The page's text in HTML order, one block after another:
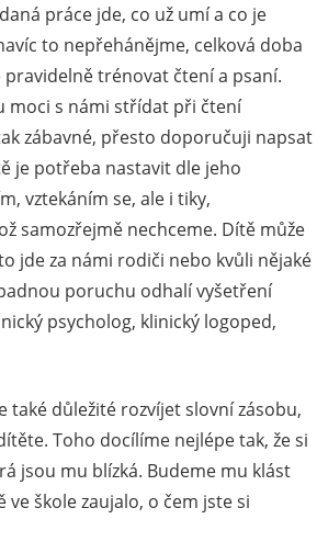
práce jde, co už umí a co je
to nepřehánějme, celková doba
trénovat čtení a psaní.
moci s námi střídat při čtení
zábavné, přesto doporučuji napsat
je potřeba nastavit dle jeho
vztekáním se, ale i tiky,
samozřejmě nechceme. Dítě může
jde za námi rodiči nebo kvůli nějaké
poruchu odhalí vyšetření
psycholog, klinický logoped,
důležité rozvíjet slovní zásobu,
Toho docílíme nejlépe tak, že si
jsou mu blízká. Budeme mu klást
škole zaujalo, o čem jste si